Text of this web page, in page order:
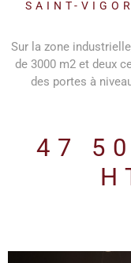
SAINT-
Sur la zone
de 3000 m2 et deux
des portes à
sortie du locataire.
ce bien est exposé
47